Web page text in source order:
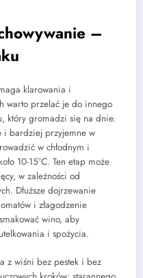
–
klarowania i
warto przelać je do innego
który gromadzi się na dnie.
i bardziej przyjemne w
w chłodnym i
10-15°C. Ten etap może
w zależności od
Dłuższe dojrzewanie
i złagodzenie
wino, aby
i spożycia.
z wiśni bez pestek i bez